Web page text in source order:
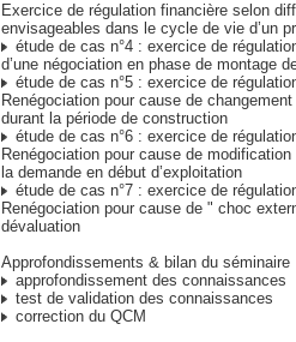
Exercice de régulation financière selon
envisageables dans le cycle de vie d’un
étude de cas n°4 : exercice de
d’une négociation en phase de montage
étude de cas n°5 : exercice de
Renégociation pour cause de
durant la période de construction
étude de cas n°6 : exercice de
Renégociation pour cause de
la demande en début d’exploitation
étude de cas n°7 : exercice de
Renégociation pour cause de " choc
dévaluation
Approfondissements & bilan du séminaire
approfondissement des connaissances
test de validation des connaissances
correction du QCM